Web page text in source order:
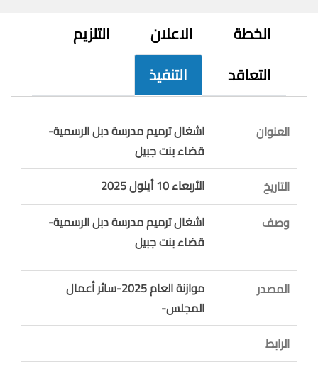
الخطة الاعلان
التلزيم
التعاقد
التنفيذ
العنوان
اشغال ترميم مدرسة دبل الرسمية-
قضاء بنت جبيل
التاريخ
الأربعاء 10 أيلول 2025
وصف
اشغال ترميم مدرسة دبل الرسمية-
قضاء بنت جبيل
المصدر
موازنة العام 2025-سائر أعمال
المجلس-
الرابط